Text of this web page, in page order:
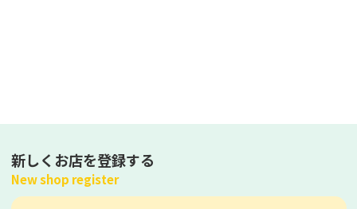
新しくお店を登録する
New shop register